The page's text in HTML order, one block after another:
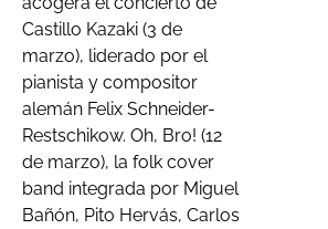
Castillo Kazaki (3 de
marzo), liderado por el
pianista y compositor
alemán Felix Schneider-
Restschikow. Oh, Bro! (12
de marzo), la folk cover
band integrada por Miguel
Bañón, Pito Hervás, Carlos